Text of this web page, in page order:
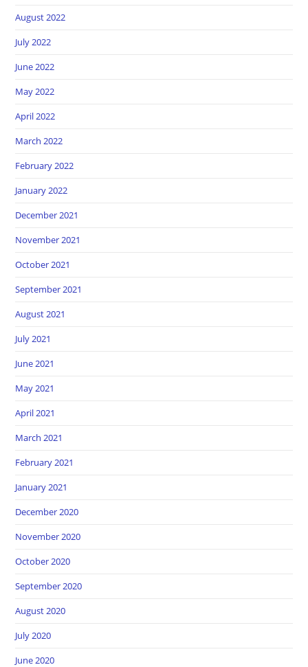
August 2022
July 2022
June 2022
May 2022
April 2022
March 2022
February 2022
January 2022
December 2021
November 2021
October 2021
September 2021
August 2021
July 2021
June 2021
May 2021
April 2021
March 2021
February 2021
January 2021
December 2020
November 2020
October 2020
September 2020
August 2020
July 2020
June 2020